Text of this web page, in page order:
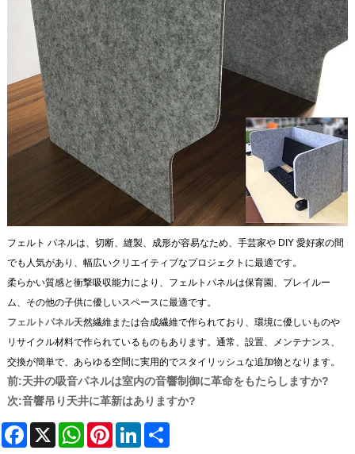
フェルト パネルは、切断、縫製、成形が容易なため、手芸家や DIY 愛好家の間
でも人気があり、幅広いクリエイティブなプロジェクトに最適です。
柔らかい質感と衝撃吸収能力により、フェルトパネルは保育園、プレイルー
ム、その他の子供に優しいスペースに最適です。
フェルトパネル天然繊維または合成繊維で作られており、環境に優しいものや
リサイクル材料で作られているものもあります。通常、設置、メンテナンス、
交換が簡単で、あらゆる空間に実用的でスタイリッシュな追加物となります。
前:天井の吸音パネルは室内の音響制御に革命をもたらしますか?
次:音響吊り天井に革新はありますか?
Facebook WhatsAppPinterestLinkedIn